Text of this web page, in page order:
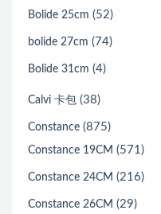
Bolide 25cm (52)
bolide 27cm (74)
Bolide 31cm (4)
Calvi 卡包 (38)
Constance (875)
Constance 19CM (571)
Constance 24CM (216)
Constance 26CM (29)